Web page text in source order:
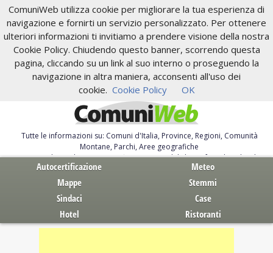
ComuniWeb utilizza cookie per migliorare la tua esperienza di
navigazione e fornirti un servizio personalizzato. Per ottenere
ulteriori informazioni ti invitiamo a prendere visione della nostra
Cookie Policy. Chiudendo questo banner, scorrendo questa
pagina, cliccando su un link al suo interno o proseguendo la
navigazione in altra maniera, acconsenti all'uso dei
cookie. Cookie Policy OK
Tutte le informazioni su: Comuni d'Italia, Province, Regioni, Comunità
Montane, Parchi, Aree geografiche
Servizi al Cittadino. Autocertificazione, moduli, leggi, free download
Autocertificazione
Meteo
Mappe
Stemmi
Sindaci
Case
Hotel
Ristoranti